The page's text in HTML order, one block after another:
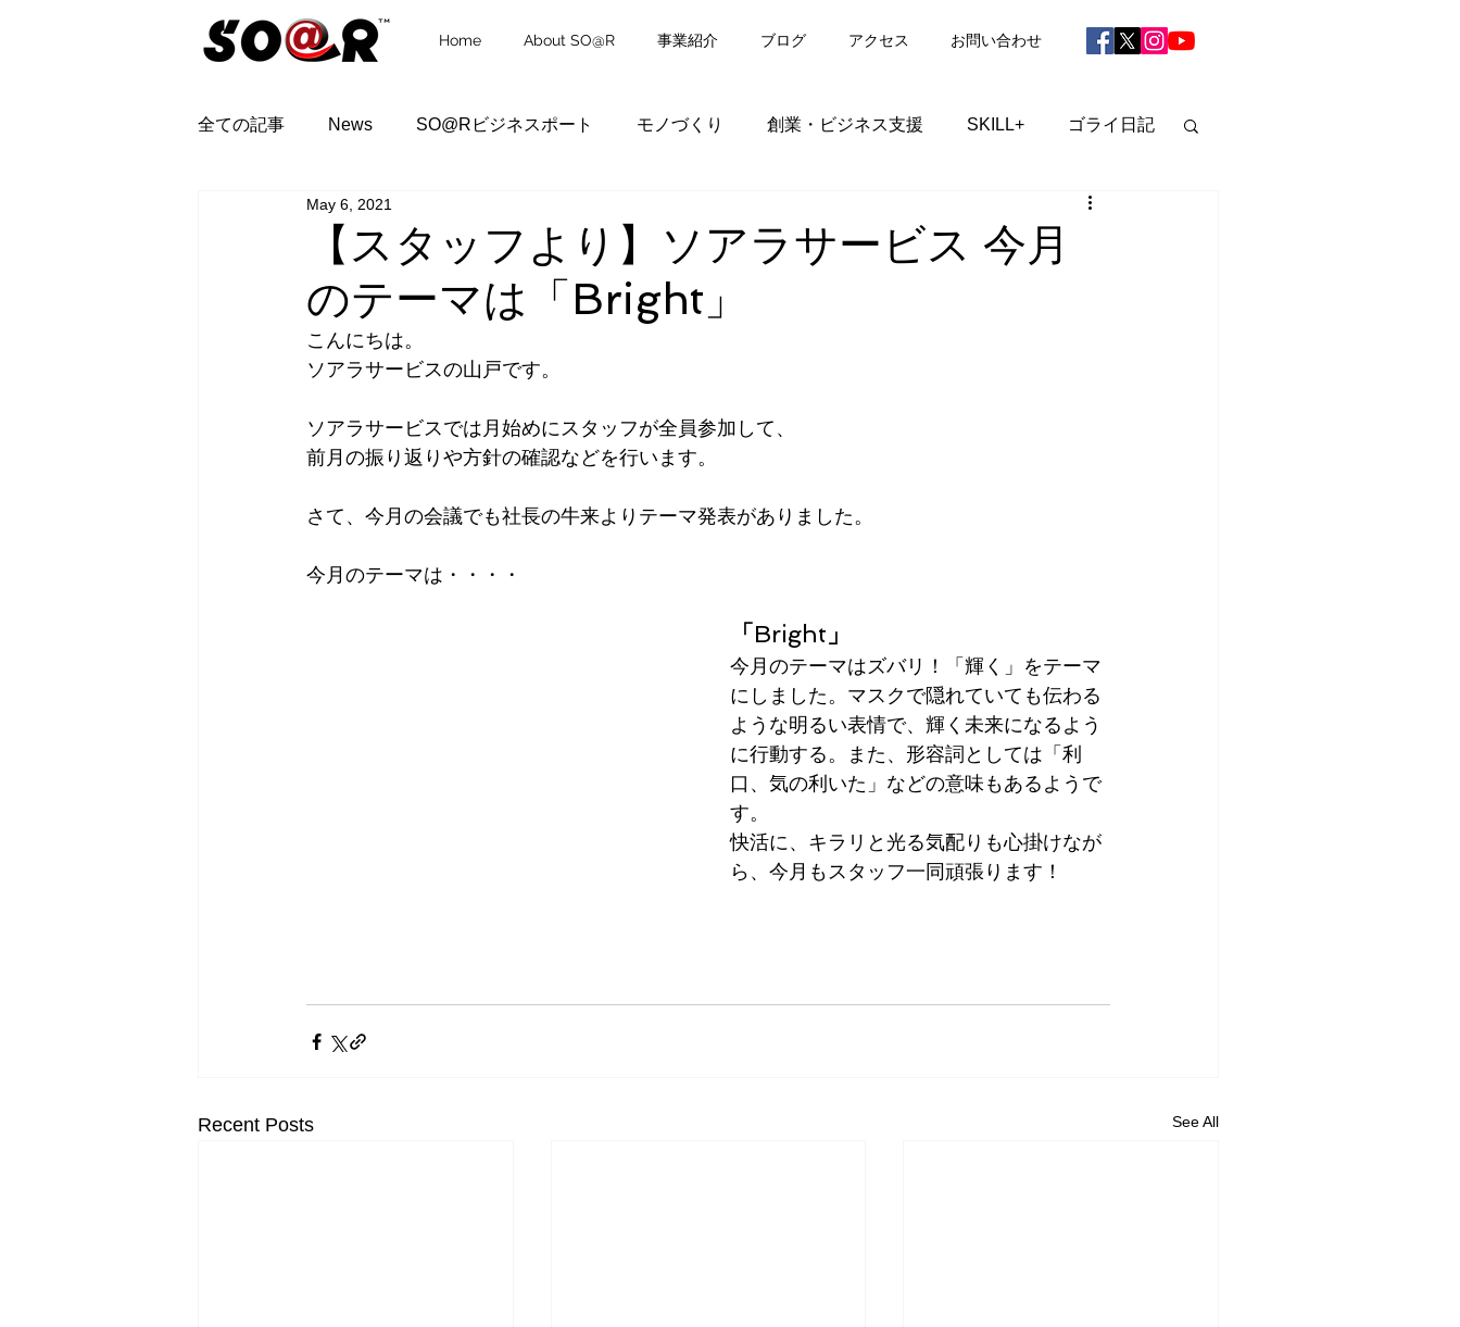
Home About SO@R 事業紹介 ブログ アクセス お問い合わせ
全ての記事 News SO@Rビジネスポート モノづくり 創業・ビジネス支援 SKILL+ ゴライ日記
【スタッフより】ソアラサービス 今月
のテーマは「Bright」
May 6, 2021
こんにちは。
ソアラサービスの山戸です。
ソアラサービスでは月始めにスタッフが全員参加して、
前月の振り返りや方針の確認などを行います。
さて、今月の会議でも社長の牛来よりテーマ発表がありました。
今月のテーマは・・・・
「Bright 」
今月のテーマはズバリ！「輝く」をテーマ
にしました。マスクで隠れていても伝わる
ような明るい表情で、輝く未来になるよう
に行動する。また、形容詞としては「利
口、気の利いた」などの意味もあるようで
す。
快活に、キラリと光る気配りも心掛けなが
ら、今月もスタッフ一同頑張ります！
Recent Posts See All